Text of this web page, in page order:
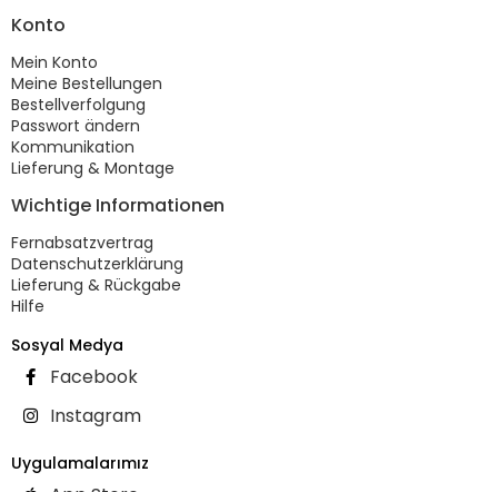
Konto
Mein Konto
Meine Bestellungen
Bestellverfolgung
Passwort ändern
Kommunikation
Lieferung & Montage
Wichtige Informationen
Fernabsatzvertrag
Datenschutzerklärung
Lieferung & Rückgabe
Hilfe
Sosyal Medya
Facebook
Instagram
Uygulamalarımız